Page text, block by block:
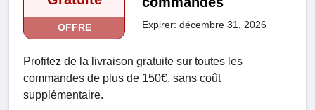
OFFRE Expirer: décembre 31, 2026
Profitez de la livraison gratuite sur toutes les
commandes de plus de 150€, sans coût
supplémentaire.